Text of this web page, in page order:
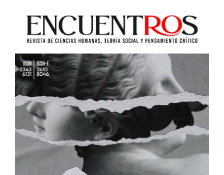
Barra
lateral
del
artículo